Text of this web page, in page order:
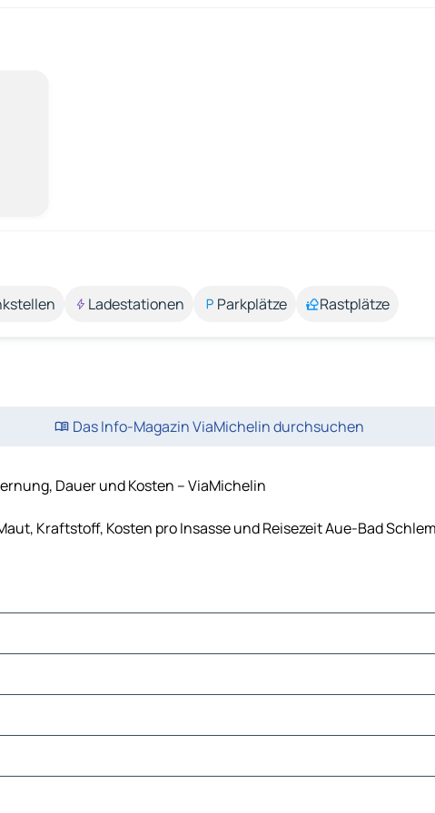
Ladestationen Parkplätze Rastplätze
Das Info-Magazin ViaMichelin durchsuchen
Dauer und Kosten – ViaMichelin
Kraftstoff, Kosten pro Insasse und Reisezeit Aue-Bad